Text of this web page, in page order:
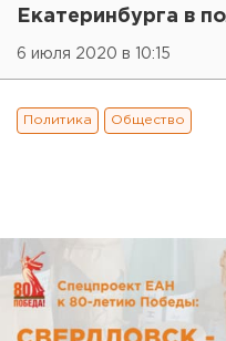
Екатеринбурга в
6 июля 2020 в 10:15
Политика Общество